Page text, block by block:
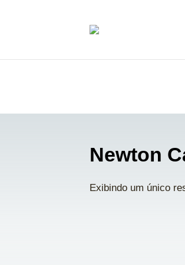
Newton
Exibindo um único